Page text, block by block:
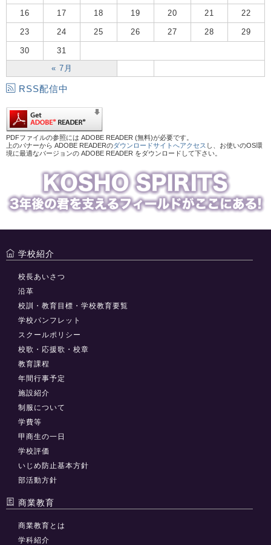
« 7月
16 17 18 19 20 21 22
23 24 25 26 27 28 29
30 31
RSS配信中
PDFファイルの参照には ADOBE READER (無料)が必要です。
上のバナーから ADOBE READERのダウンロードサイトへアクセス し、お使いのOS環
境に最適なバージョンの ADOBE READER をダウンロードして下さい。
学校紹介
校長あいさつ
沿革
校訓・教育目標・学校教育要覧
学校パンフレット
スクールポリシー
校歌・応援歌・校章
教育課程
年間行事予定
施設紹介
制服について
学費等
甲商生の一日
学校評価
いじめ防止基本方針
部活動方針
商業教育
商業教育とは
学科紹介